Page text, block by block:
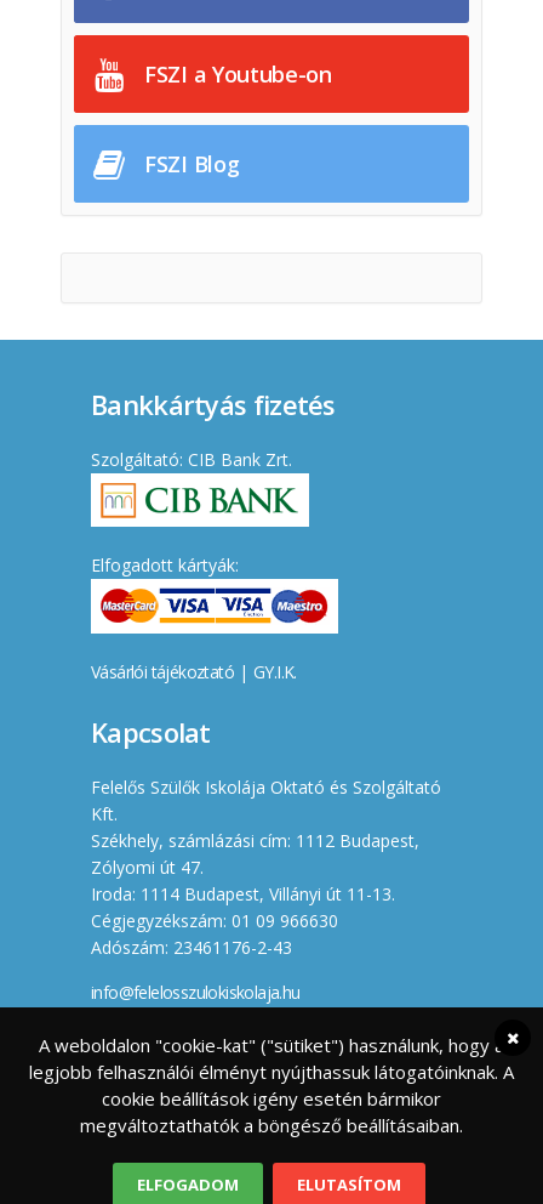
FSZI a Youtube-on
FSZI Blog
Bankkártyás fizetés
Szolgáltató: CIB Bank Zrt.
Elfogadott kártyák:
Vásárlói tájékoztató | GY.I.K.
Kapcsolat
Felelős Szülők Iskolája Oktató és Szolgáltató
Kft.
Székhely, számlázási cím: 1112 Budapest,
Zólyomi út 47.
Iroda: 1114 Budapest, Villányi út 11-13.
Cégjegyzékszám: 01 09 966630
Adószám: 23461176-2-43
info@felelosszulokiskolaja.hu
Készítette
A weboldalon "cookie-kat" ("sütiket") használunk, hogy a
legjobb felhasználói élményt nyújthassuk látogatóinknak. A
cookie beállítások igény esetén bármikor
megváltoztathatók a böngésző beállításaiban.
ELFOGADOM ELUTASÍTOM